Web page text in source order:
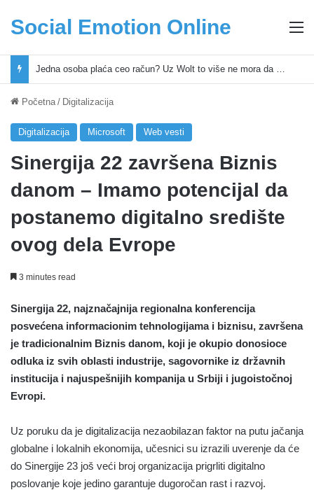
Social Emotion Online
Jedna osoba plaća ceo račun? Uz Wolt to više ne mora da bude slučaj
Početna / Digitalizacija
Digitalizacija Microsoft Web vesti
Sinergija 22 završena Biznis
danom – Imamo potencijal da
postanemo digitalno središte
ovog dela Evrope
3 minutes read
Sinergija 22, najznačajnija regionalna konferencija
posvećena informacionim tehnologijama i biznisu, završena
je tradicionalnim Biznis danom, koji je okupio donosioce
odluka iz svih oblasti industrije, sagovornike iz državnih
institucija i najuspešnijih kompanija u Srbiji i jugoistočnoj
Evropi.
Uz poruku da je digitalizacija nezaobilazan faktor na putu jačanja
globalne i lokalnih ekonomija, učesnici su izrazili uverenje da će
do Sinergije 23 još veći broj organizacija prigrliti digitalno
poslovanje koje jedino garantuje dugoročan rast i razvoj.